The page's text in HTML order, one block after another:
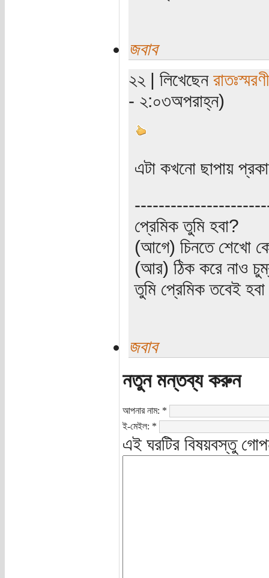
জবাব
২২ | লিখেছেন
- ২:০৩অপরাহ্ন)
এটা কখনো ছাপায়
প্রেমিক তুমি হবা?
(আগে) চিনতে শেখো
(আর) ঠিক করে নাও
তুমি প্রেমিক তবেই
জবাব
নতুন মন্তব্য করুন
আপনার নাম: *
ই-মেইল: *
এই ঘরটির বিষয়বস্তু